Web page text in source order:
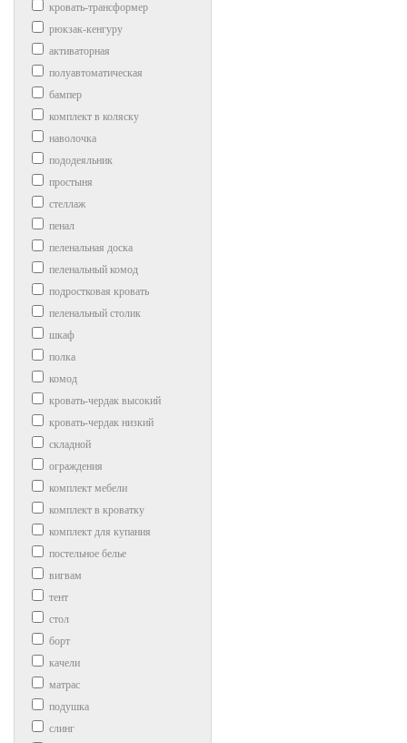
кровать-трансформер
рюкзак-кенгуру
активаторная
полуавтоматическая
бампер
комплект в коляску
наволочка
пододеяльник
простыня
стеллаж
пенал
пеленальная доска
пеленальный комод
подростковая кровать
пеленальный столик
шкаф
полка
комод
кровать-чердак высокий
кровать-чердак низкий
складной
ограждения
комплект мебели
комплект в кроватку
комплект для купания
постельное белье
вигвам
тент
стол
борт
качели
матрас
подушка
слинг